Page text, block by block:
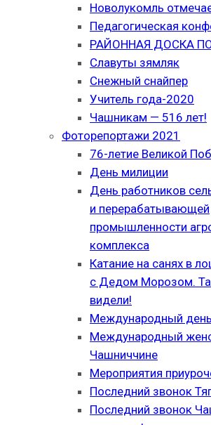
Новолукомль
Педагогическая
РАЙОННАЯ ДОСКА
Славуты зямляк
Снежный снайпер
Учитель года-2020
Чашникам — 516 лет!
Фоторепортажи 2021
76-летие Великой
День милиции
День работников
и перерабатывающей
промышленности
комплекса
Катание на санях в
с Дедом Морозом.
видели!
Международный
Международный
Чашниччине
Мероприятия
Последний звонок
Последний звонок